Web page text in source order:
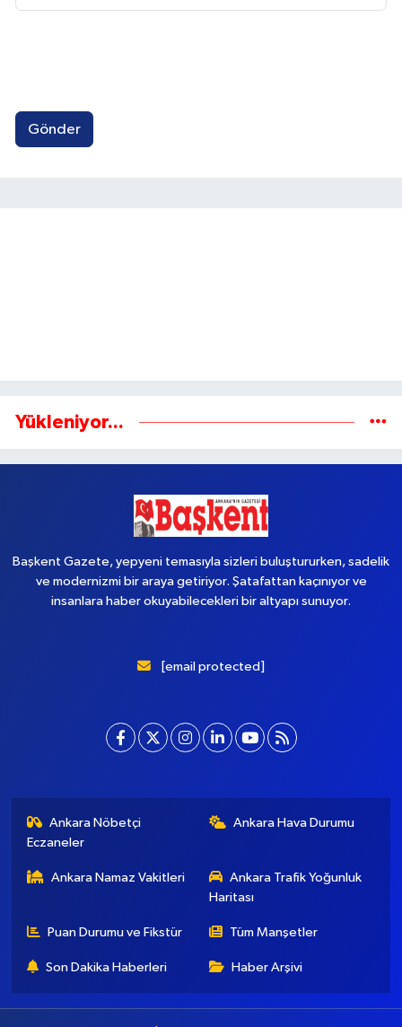
Gönder
Yükleniyor...
Başkent Gazete, yepyeni temasıyla sizleri buluştururken, sadelik
ve modernizmi bir araya getiriyor. Şatafattan kaçınıyor ve
insanlara haber okuyabilecekleri bir altyapı sunuyor.
[email protected]
Ankara Nöbetçi
Eczaneler
Ankara Hava Durumu
Ankara Namaz Vakitleri
Ankara Trafik Yoğunluk
Haritası
Puan Durumu ve Fikstür Tüm Manşetler
Son Dakika Haberleri Haber Arşivi